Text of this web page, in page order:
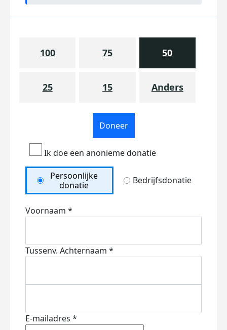
100 75 50
25 15 Anders
Doneer
Ik doe een anonieme donatie
Persoonlijke
donatie
Bedrijfsdonatie
Voornaam *
Tussenv. Achternaam *
E-mailadres *